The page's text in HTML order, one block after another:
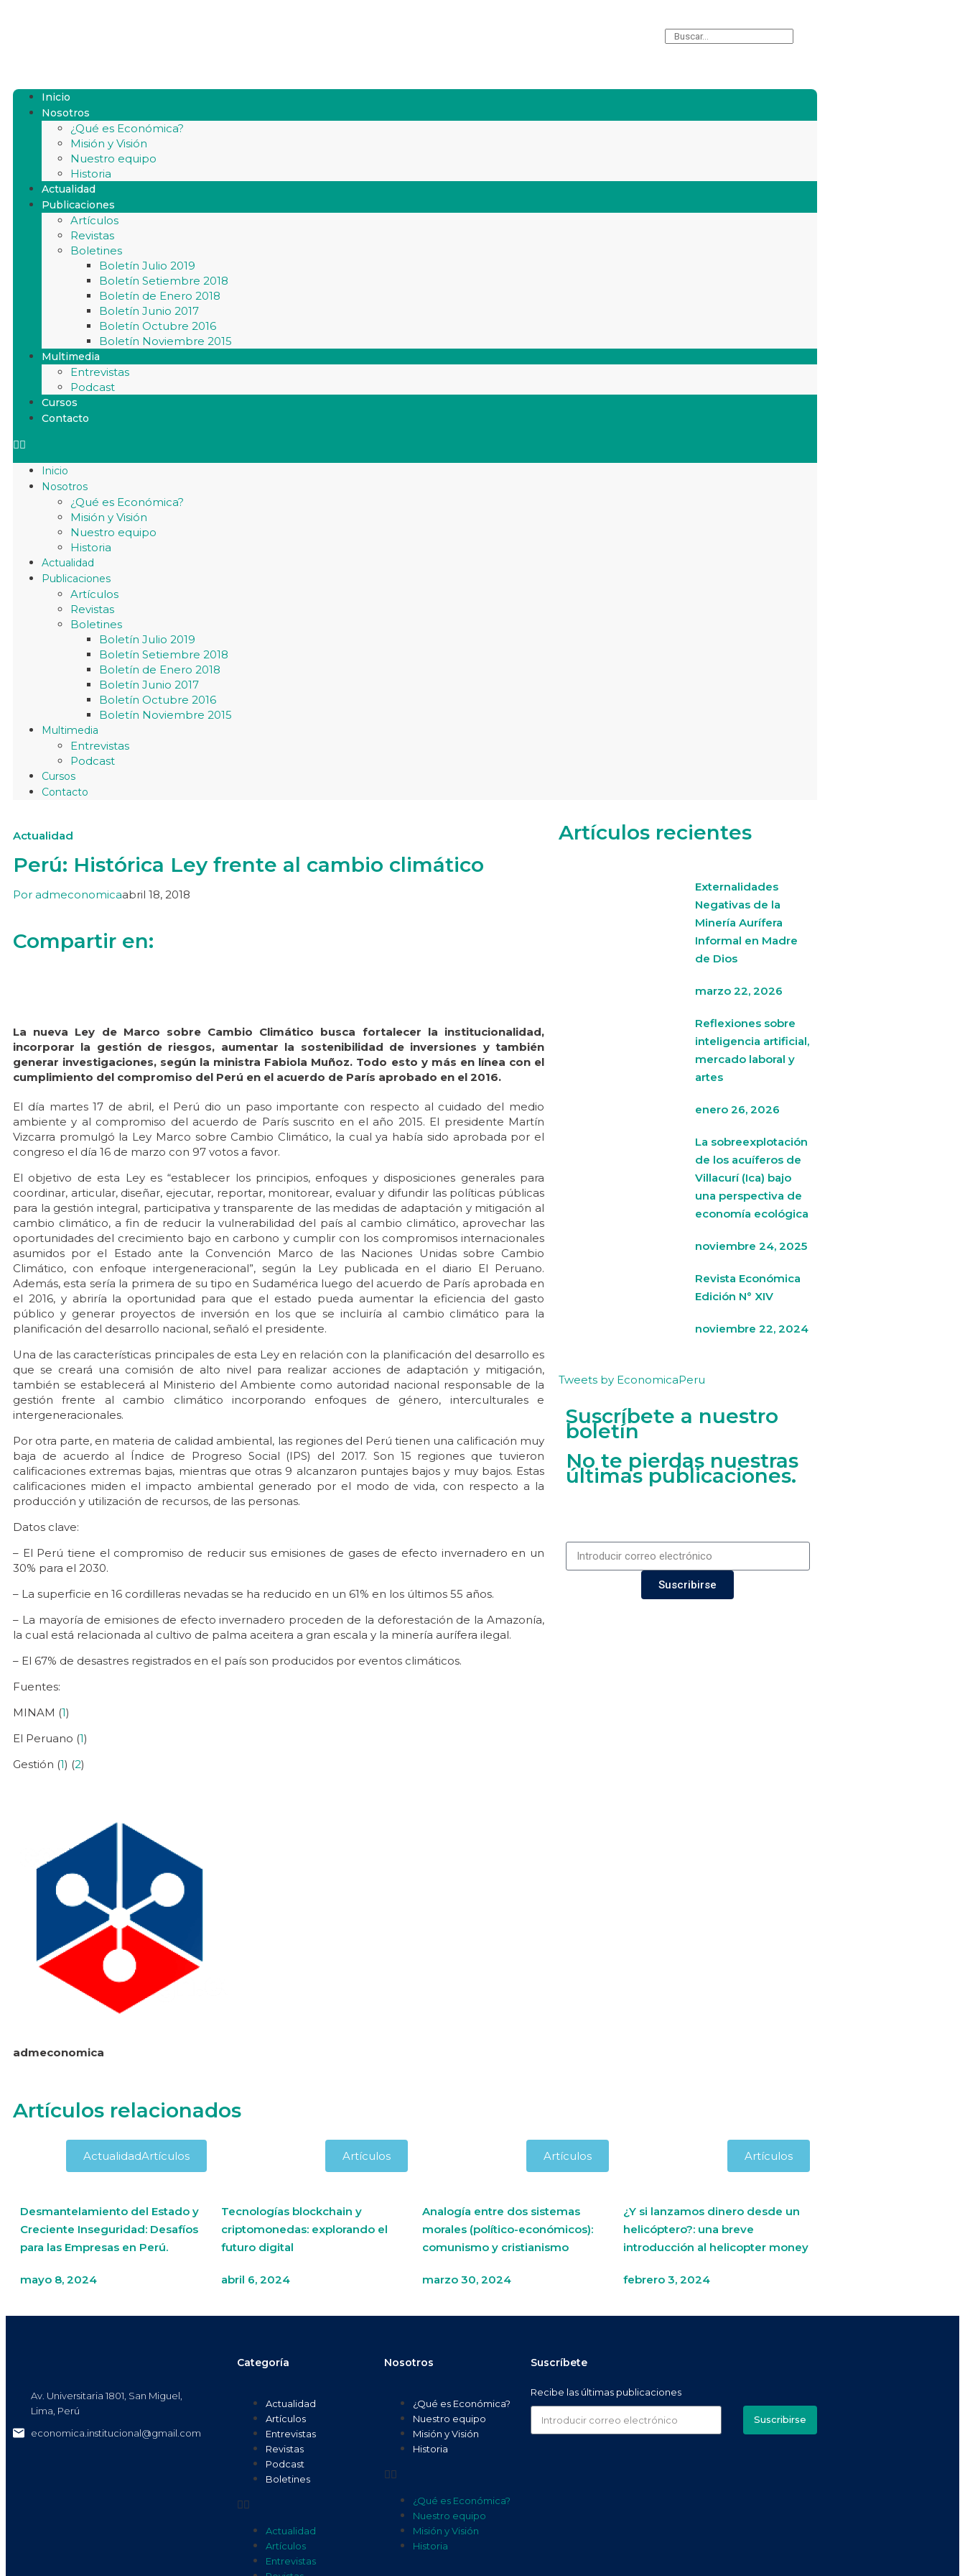
Inicio
Nosotros
¿Qué es Económica?
Misión y Visión
Nuestro equipo
Historia
Actualidad
Publicaciones
Artículos
Revistas
Boletines
Boletín Julio 2019
Boletín Setiembre 2018
Boletín de Enero 2018
Boletín Junio 2017
Boletín Octubre 2016
Boletín Noviembre 2015
Multimedia
Entrevistas
Podcast
Cursos
Contacto
Inicio
Nosotros
¿Qué es Económica?
Misión y Visión
Nuestro equipo
Historia
Actualidad
Publicaciones
Artículos
Revistas
Boletines
Boletín Julio 2019
Boletín Setiembre 2018
Boletín de Enero 2018
Boletín Junio 2017
Boletín Octubre 2016
Boletín Noviembre 2015
Multimedia
Entrevistas
Podcast
Cursos
Contacto
Actualidad
Perú: Histórica Ley frente al cambio climático
Por admeconomicaabril 18, 2018
Compartir en:
La nueva Ley de Marco sobre Cambio Climático busca fortalecer la institucionalidad,
incorporar la gestión de riesgos, aumentar la sostenibilidad de inversiones y también
generar investigaciones, según la ministra Fabiola Muñoz. Todo esto y más en línea con el
cumplimiento del compromiso del Perú en el acuerdo de París aprobado en el 2016.
El día martes 17 de abril, el Perú dio un paso importante con respecto al cuidado del medio
ambiente y al compromiso del acuerdo de París suscrito en el año 2015. El presidente Martín
Vizcarra promulgó la Ley Marco sobre Cambio Climático, la cual ya había sido aprobada por el
congreso el día 16 de marzo con 97 votos a favor.
El objetivo de esta Ley es “establecer los principios, enfoques y disposiciones generales para
coordinar, articular, diseñar, ejecutar, reportar, monitorear, evaluar y difundir las políticas públicas
para la gestión integral, participativa y transparente de las medidas de adaptación y mitigación al
cambio climático, a fin de reducir la vulnerabilidad del país al cambio climático, aprovechar las
oportunidades del crecimiento bajo en carbono y cumplir con los compromisos internacionales
asumidos por el Estado ante la Convención Marco de las Naciones Unidas sobre Cambio
Climático, con enfoque intergeneracional”, según la Ley publicada en el diario El Peruano.
Además, esta sería la primera de su tipo en Sudamérica luego del acuerdo de París aprobada en
el 2016, y abriría la oportunidad para que el estado pueda aumentar la eficiencia del gasto
público y generar proyectos de inversión en los que se incluiría al cambio climático para la
planificación del desarrollo nacional, señaló el presidente.
Una de las características principales de esta Ley en relación con la planificación del desarrollo es
que se creará una comisión de alto nivel para realizar acciones de adaptación y mitigación,
también se establecerá al Ministerio del Ambiente como autoridad nacional responsable de la
gestión frente al cambio climático incorporando enfoques de género, interculturales e
intergeneracionales.
Por otra parte, en materia de calidad ambiental, las regiones del Perú tienen una calificación muy
baja de acuerdo al Índice de Progreso Social (IPS) del 2017. Son 15 regiones que tuvieron
calificaciones extremas bajas, mientras que otras 9 alcanzaron puntajes bajos y muy bajos. Estas
calificaciones miden el impacto ambiental generado por el modo de vida, con respecto a la
producción y utilización de recursos, de las personas.
Datos clave:
– El Perú tiene el compromiso de reducir sus emisiones de gases de efecto invernadero en un
30% para el 2030.
– La superficie en 16 cordilleras nevadas se ha reducido en un 61% en los últimos 55 años.
– La mayoría de emisiones de efecto invernadero proceden de la deforestación de la Amazonía,
la cual está relacionada al cultivo de palma aceitera a gran escala y la minería aurífera ilegal.
– El 67% de desastres registrados en el país son producidos por eventos climáticos.
Fuentes:
MINAM (1)
El Peruano (1)
Gestión (1) (2)
admeconomica
Artículos recientes
Externalidades
Negativas de la
Minería Aurífera
Informal en Madre
de Dios
marzo 22, 2026
Reflexiones sobre
inteligencia artificial,
mercado laboral y
artes
enero 26, 2026
La sobreexplotación
de los acuíferos de
Villacurí (Ica) bajo
una perspectiva de
economía ecológica
noviembre 24, 2025
Revista Económica
Edición N° XIV
noviembre 22, 2024
Tweets by EconomicaPeru
Suscríbete a nuestro
boletín
No te pierdas nuestras
últimas publicaciones.
Suscribirse
Artículos relacionados
ActualidadArtículos
Desmantelamiento del Estado y
Creciente Inseguridad: Desafíos
para las Empresas en Perú.
mayo 8, 2024
Artículos
Tecnologías blockchain y
criptomonedas: explorando el
futuro digital
abril 6, 2024
Artículos
Analogía entre dos sistemas
morales (político-económicos):
comunismo y cristianismo
marzo 30, 2024
Artículos
¿Y si lanzamos dinero desde un
helicóptero?: una breve
introducción al helicopter money
febrero 3, 2024
Av. Universitaria 1801, San Miguel,
Lima, Perú
economica.institucional@gmail.com
Categoría
Actualidad
Artículos
Entrevistas
Revistas
Podcast
Boletines
Actualidad
Artículos
Entrevistas
Nosotros
¿Qué es Económica?
Nuestro equipo
Misión y Visión
Historia
¿Qué es Económica?
Nuestro equipo
Misión y Visión
Historia
Suscríbete
Recibe las últimas publicaciones
Suscribirse